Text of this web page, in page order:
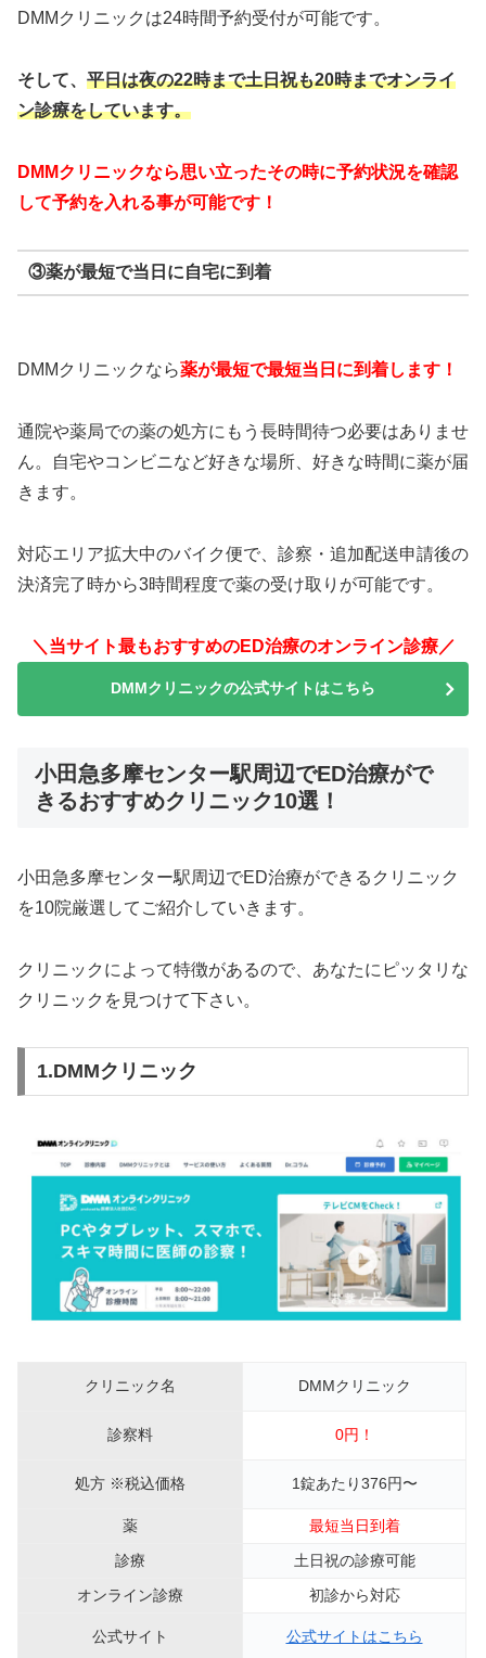
DMMクリニックは24時間予約受付が可能です。
そして、 平日は夜の22時まで土日祝も20時までオンライ
ン診療をしています。
DMMクリニックなら思い立ったその時に予約状況を確認
して予約を入れる事が可能です！
③薬が最短で当日に自宅に到着
DMMクリニックなら薬が最短で最短当日に到着します！
通院や薬局での薬の処方にもう長時間待つ必要はありませ
ん。自宅やコンビニなど好きな場所、好きな時間に薬が届
きます。
対応エリア拡大中のバイク便で、診察・追加配送申請後の
決済完了時から3時間程度で薬の受け取りが可能です。
＼当サイト最もおすすめのED治療のオンライン診療／
DMMクリニックの公式サイトはこちら
小田急多摩センター駅周辺でED治療がで
きるおすすめクリニック10選！
小田急多摩センター駅周辺でED治療ができるクリニック
を10院厳選してご紹介していきます。
クリニックによって特徴があるので、あなたにピッタリな
クリニックを見つけて下さい。
1.DMMクリニック
クリニック名 DMMクリニック
診察料 0円！
処方 ※税込価格 1錠あたり376円〜
薬
最短当日到着
診療
土日祝の診療可能
オンライン診療
初診から対応
公式サイト 公式サイトはこちら